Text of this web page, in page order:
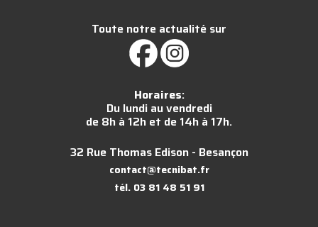
Toute notre actualité sur
Horaires:
Du lundi au vendredi
de 8h à 12h et de 14h à 17h.
32 Rue Thomas Edison - Besançon
contact@tecnibat.fr
tél. 03 81 48 51 91